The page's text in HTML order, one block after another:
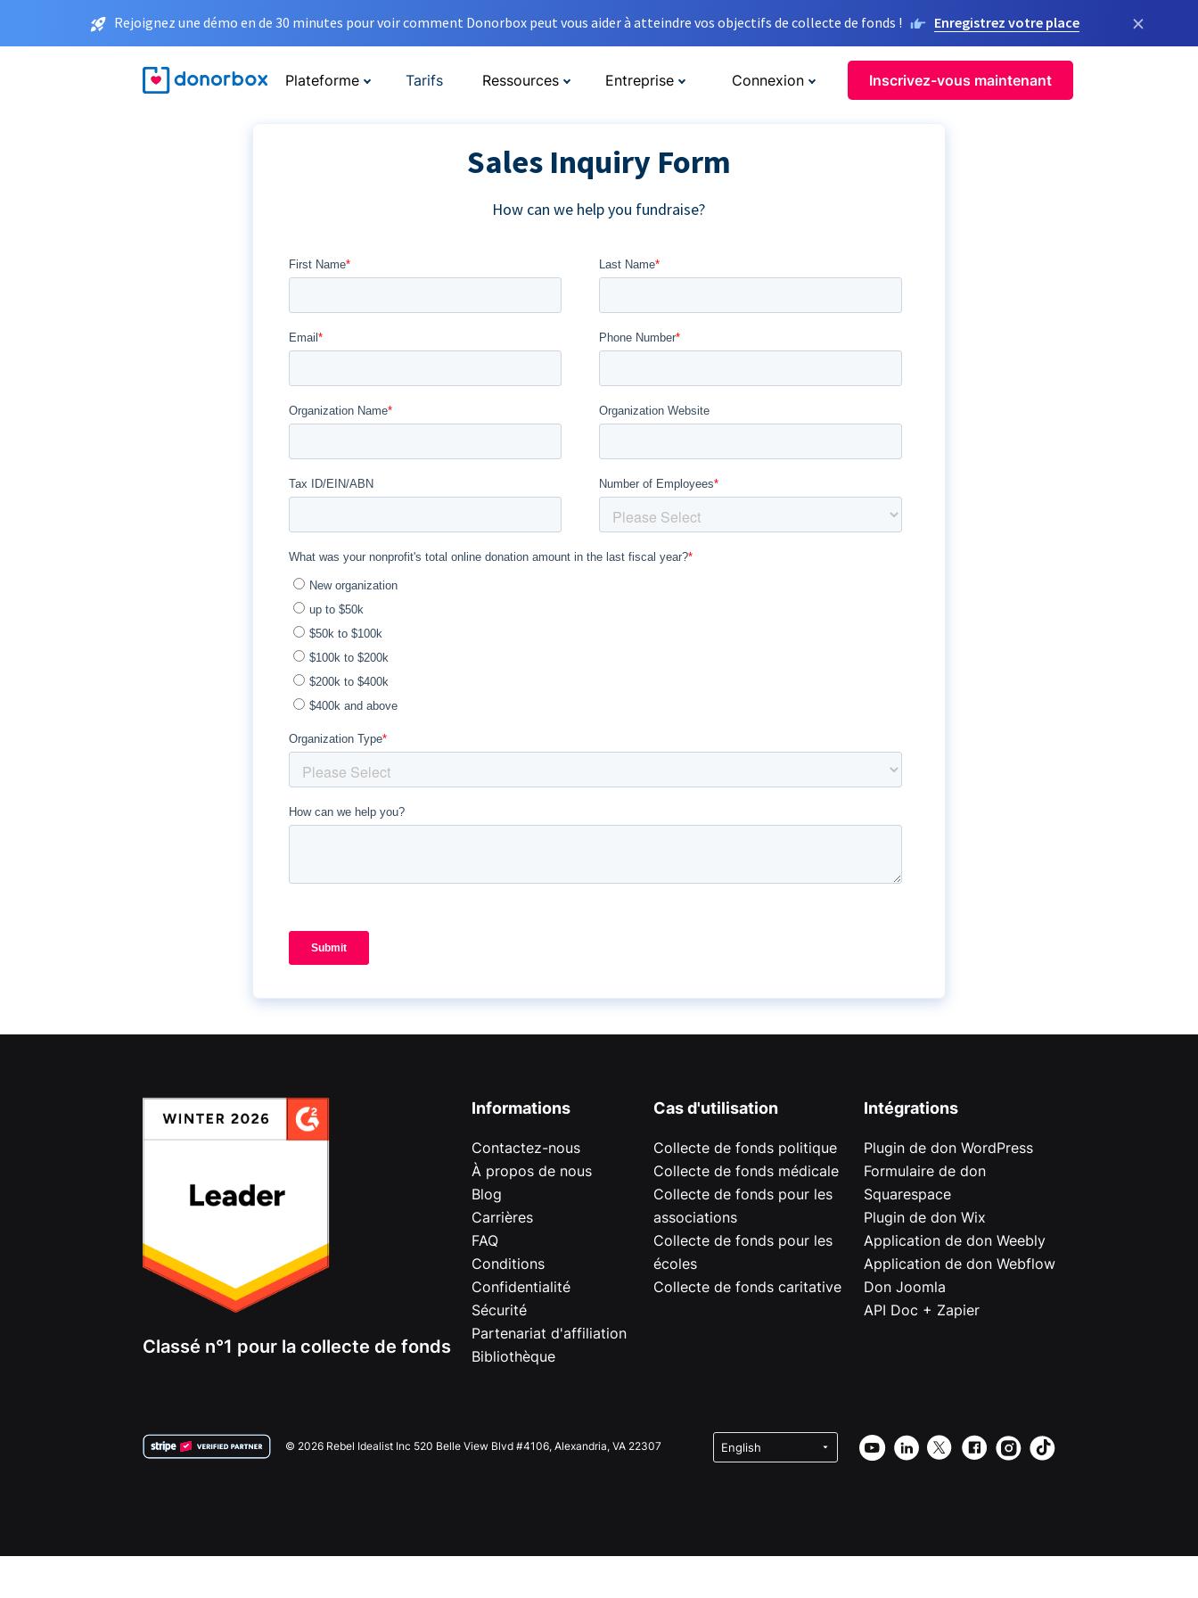
Rejoignez une démo en de 30 minutes pour voir comment Donorbox peut vous aider à atteindre vos objectifs de collecte de fonds ! Enregistrez votre place ×
Plateforme Tarifs Ressources Entreprise Connexion Inscrivez-vous maintenant
Sales Inquiry Form
How can we help you fundraise?
Classé n°1 pour la collecte de fonds
Informations
Contactez-nous
À propos de nous
Blog
Carrières
FAQ
Conditions
Confidentialité
Sécurité
Partenariat d'affiliation
Bibliothèque
Cas d'utilisation
Collecte de fonds politique
Collecte de fonds médicale
Collecte de fonds pour les
associations
Collecte de fonds pour les
écoles
Collecte de fonds caritative
Intégrations
Plugin de don WordPress
Formulaire de don
Squarespace
Plugin de don Wix
Application de don Weebly
Application de don Webflow
Don Joomla
API Doc + Zapier
© 2026 Rebel Idealist Inc 520 Belle View Blvd #4106, Alexandria, VA 22307